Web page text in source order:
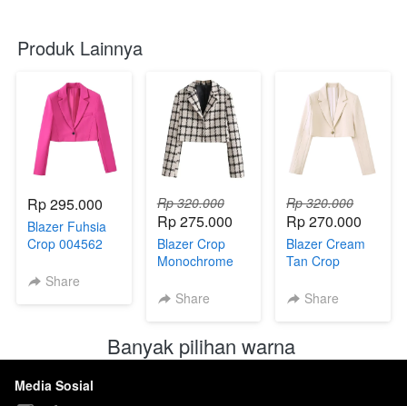
Produk Lainnya
Rp 295.000
Blazer Fuhsia
Crop 004562
Share
Rp 320.000
Rp 275.000
Blazer Crop
Monochrome
Share
Rp 320.000
Rp 270.000
Blazer Cream
Tan Crop
Share
Banyak pilihan warna
Media Sosial